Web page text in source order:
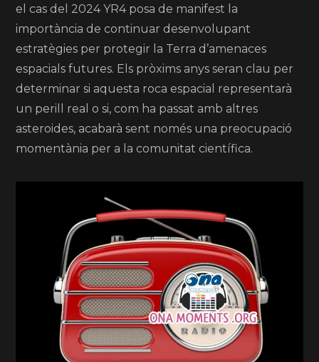
el cas del 2024 YR4 posa de manifest la
importància de continuar desenvolupant
estratègies per protegir la Terra d’amenaces
espacials futures. Els pròxims anys seran clau per
determinar si aquesta roca espacial representarà
un perill real o si, com ha passat amb altres
asteroides, acabarà sent només una preocupació
momentània per a la comunitat científica.